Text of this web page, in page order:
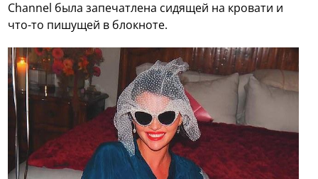
Channel была запечатлена сидящей на кровати и
что-то пишущей в блокноте.